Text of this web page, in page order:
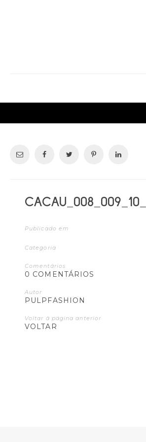
Publicado em
Categoria
Comentários
0 COMENTÁRIOS
Autor
PULPFASHION
Voltar à página anterior
VOLTAR